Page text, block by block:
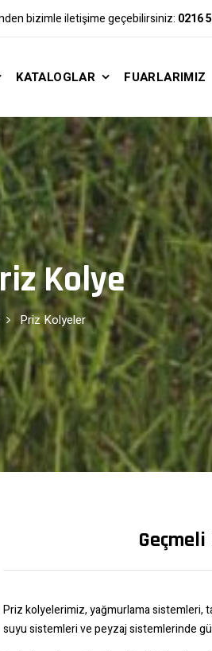
bizimle iletişime geçebilirsiniz: 0216
KATALOGLAR FUARLARIMIZ
Kolye
Priz Kolyeler
Priz kolyelerimiz, yağmurlama sistemleri,
suyu sistemleri ve peyzaj sistemlerinde